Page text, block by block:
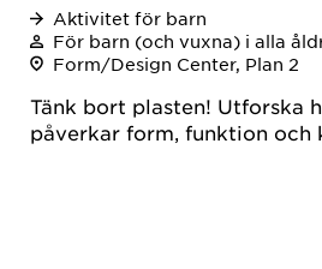
Aktivitet för barn
För barn (och vuxna) i alla
Form/Design Center, Plan 2
Tänk bort plasten! Utforska
påverkar form, funktion och